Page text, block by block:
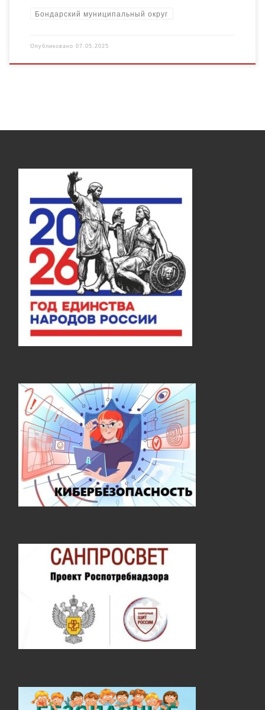
Бондарский муниципальный округ
Опубликовано 07.05.2025